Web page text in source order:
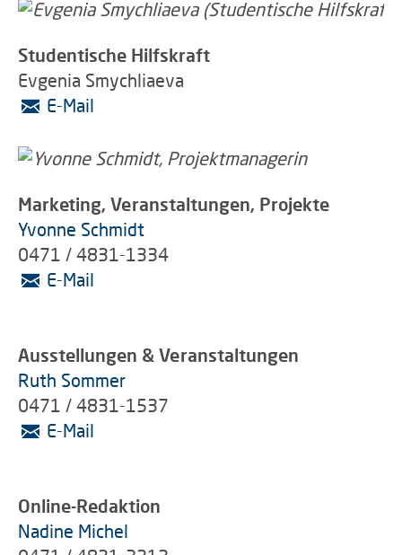
Studentische Hilfskraft
Evgenia Smychliaeva
E-Mail
Marketing, Veranstaltungen, Projekte
Yvonne Schmidt
0471 / 4831-1334
E-Mail
Ausstellungen & Veranstaltungen
Ruth Sommer
0471 / 4831-1537
E-Mail
Online-Redaktion
Nadine Michel